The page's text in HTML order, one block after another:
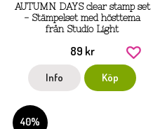
AUTUMN DAYS clear stamp set
- Stämpelset med hösttema
från Studio Light
89 kr
Info Köp
40%